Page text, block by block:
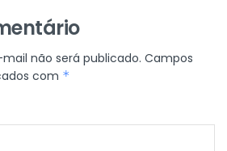
não será publicado. Campos
com *